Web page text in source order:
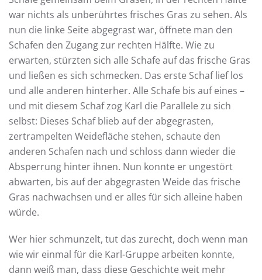
war nichts als unberührtes frisches Gras zu sehen. Als
nun die linke Seite abgegrast war, öffnete man den
Schafen den Zugang zur rechten Hälfte. Wie zu
erwarten, stürzten sich alle Schafe auf das frische Gras
und ließen es sich schmecken. Das erste Schaf lief los
und alle anderen hinterher. Alle Schafe bis auf eines –
und mit diesem Schaf zog Karl die Parallele zu sich
selbst: Dieses Schaf blieb auf der abgegrasten,
zertrampelten Weidefläche stehen, schaute den
anderen Schafen nach und schloss dann wieder die
Absperrung hinter ihnen. Nun konnte er ungestört
abwarten, bis auf der abgegrasten Weide das frische
Gras nachwachsen und er alles für sich alleine haben
würde.
Wer hier schmunzelt, tut das zurecht, doch wenn man
wie wir einmal für die Karl-Gruppe arbeiten konnte,
dann weiß man, dass diese Geschichte weit mehr